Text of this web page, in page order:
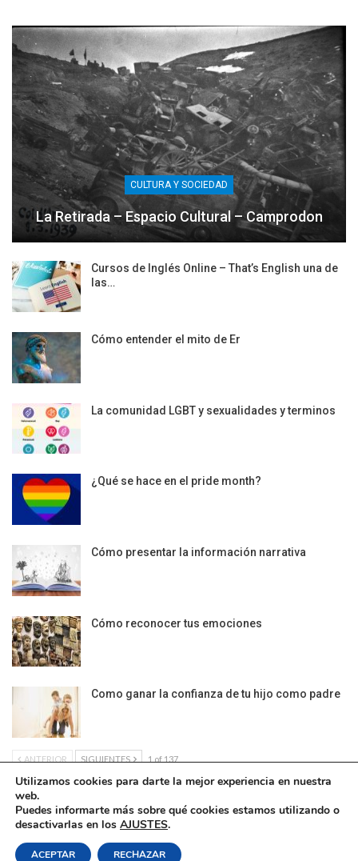
CULTURA Y SOCIEDAD
La Retirada – Espacio Cultural – Camprodon
Cursos de Inglés Online – That’s English una de
las…
Cómo entender el mito de Er
La comunidad LGBT y sexualidades y terminos
¿Qué se hace en el pride month?
Cómo presentar la información narrativa
Cómo reconocer tus emociones
Como ganar la confianza de tu hijo como padre
ANTERIOR SIGUIENTES 1 of 137
Condiciones Legales
Contacto
Utilizamos cookies para darte la mejor experiencia en nuestra
web.
Puedes informarte más sobre qué cookies estamos utilizando o
desactivarlas en los AJUSTES.
ACEPTAR RECHAZAR